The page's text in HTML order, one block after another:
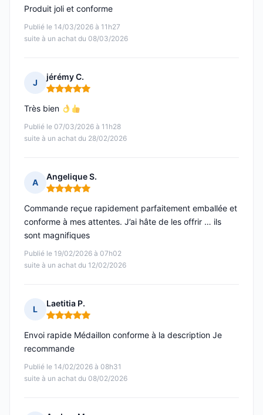
Publié le 14/03/2026 à 11h27
suite à un achat du 08/03/2026
Produit joli et conforme
J
jérémy C.
Note : 5 sur 5
Publié le 07/03/2026 à 11h28
suite à un achat du 28/02/2026
Très bien
A
Angelique S.
Note : 5 sur 5
Publié le 19/02/2026 à 07h02
suite à un achat du 12/02/2026
Commande reçue rapidement parfaitement emballée et
conforme à mes attentes. J’ai hâte de les offrir … ils
sont magnifiques
L
Laetitia P.
Note : 5 sur 5
Publié le 14/02/2026 à 08h31
suite à un achat du 08/02/2026
Envoi rapide Médaillon conforme à la description Je
recommande